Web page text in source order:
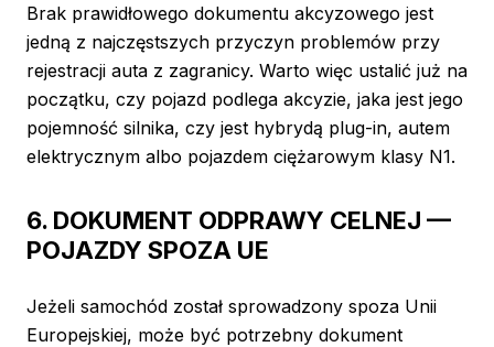
Brak prawidłowego dokumentu akcyzowego jest
jedną z najczęstszych przyczyn problemów przy
rejestracji auta z zagranicy. Warto więc ustalić już na
początku, czy pojazd podlega akcyzie, jaka jest jego
pojemność silnika, czy jest hybrydą plug-in, autem
elektrycznym albo pojazdem ciężarowym klasy N1.
6. DOKUMENT ODPRAWY CELNEJ —
POJAZDY SPOZA UE
Jeżeli samochód został sprowadzony spoza Unii
Europejskiej, może być potrzebny dokument